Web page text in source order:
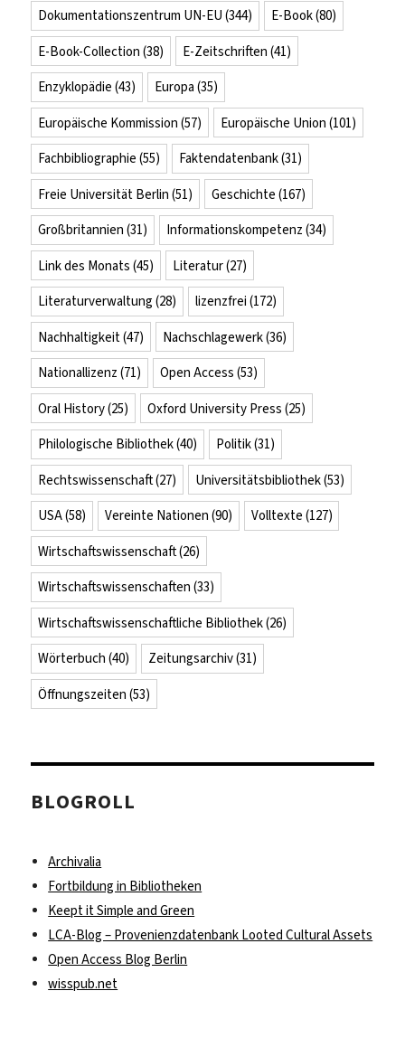
Dokumentationszentrum UN-EU (344) E-Book(80)
E-Book-Collection (38) E-Zeitschriften (41)
Enzyklopädie (43) Europa (35)
Europäische Kommission (57) Europäische Union (101)
Fachbibliographie (55) Faktendatenbank(31)
Freie Universität Berlin (51) Geschichte (167)
Großbritannien (31) Informationskompetenz (34)
Link des Monats (45) Literatur(27)
Literaturverwaltung (28) lizenzfrei (172)
Nachhaltigkeit(47) Nachschlagewerk(36)
Nationallizenz (71) Open Access (53)
Oral History(25) Oxford University Press (25)
Philologische Bibliothek(40) Politik(31)
Rechtswissenschaft(27) Universitätsbibliothek(53)
USA(58) Vereinte Nationen (90) Volltexte (127)
Wirtschaftswissenschaft(26)
Wirtschaftswissenschaften (33)
Wirtschaftswissenschaftliche Bibliothek(26)
Wörterbuch (40) Zeitungsarchiv(31)
Öffnungszeiten (53)
BLOGROLL
Archivalia
Fortbildung in Bibliotheken
Keept it Simple and Green
LCA-Blog – Provenienzdatenbank Looted Cultural Assets
Open Access Blog Berlin
wisspub.net